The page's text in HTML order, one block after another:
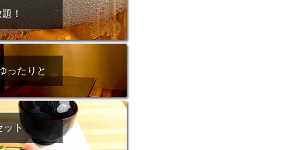
納・顔会わせ
洋食
サプライズ
時間無制飲み放題
地中海料理
鍋
間が安い
！
ったりと
ット